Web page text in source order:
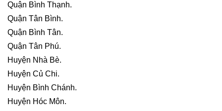
Quận Bình Thạnh.
Quận Tân Bình.
Quận Bình Tân.
Quận Tân Phú.
Huyện Nhà Bè.
Huyện Củ Chi.
Huyện Bình Chánh.
Huyện Hóc Môn.